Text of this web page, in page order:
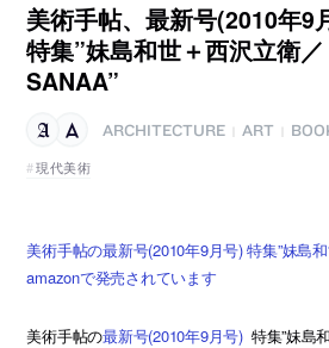
美術手帖、最新号(2010年9
特集”妹島和世＋西沢立衛／
SANAA”
ARCHITECTURE ART
現代美術
美術手帖の最新号(2010年9月号) 特集”妹島
amazonで発売されています
美術手帖の最新号(2010年9月号) 特集”妹島